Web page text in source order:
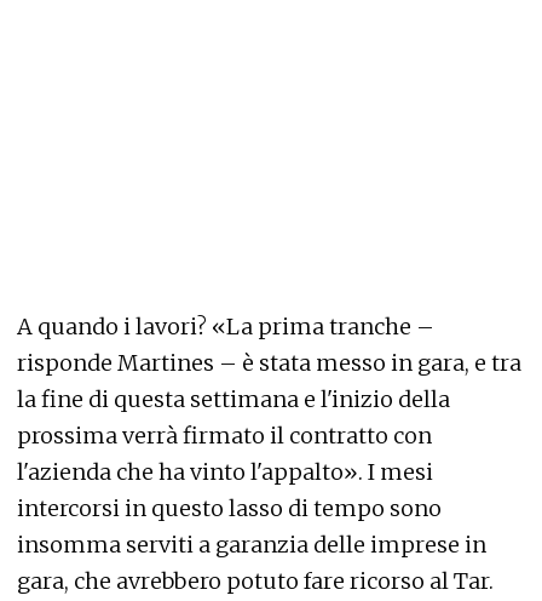
A quando i lavori? «La prima tranche –
risponde Martines – è stata messo in gara, e tra
la fine di questa settimana e l'inizio della
prossima verrà firmato il contratto con
l'azienda che ha vinto l'appalto». I mesi
intercorsi in questo lasso di tempo sono
insomma serviti a garanzia delle imprese in
gara, che avrebbero potuto fare ricorso al Tar.